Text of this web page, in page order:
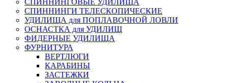
СПИННИНГОВЫЕ УДИЛИЩА
СПИННИНГИ ТЕЛЕСКОПИЧЕСКИЕ
УДИЛИЩА для ПОПЛАВОЧНОЙ ЛОВЛИ
ОСНАСТКА для УДИЛИЩ
ФИДЕРНЫЕ УДИЛИЩА
ФУРНИТУРА
ВЕРТЛЮГИ
КАРАБИНЫ
ЗАСТЕЖКИ